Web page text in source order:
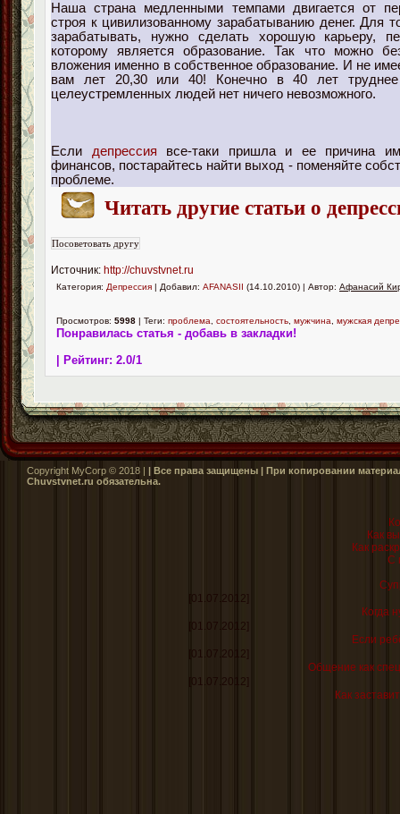
Наша страна медленными темпами двигается от
строя к цивилизованному зарабатыванию денег. Для
зарабатывать, нужно сделать хорошую карьеру,
которому является образование. Так что можно
вложения именно в собственное образование. И не
вам лет 20,30 или 40! Конечно в 40 лет
целеустремленных людей нет ничего невозможного.
Если депрессия все-таки пришла и ее причина
финансов, постарайтесь найти выход - поменяйте
проблеме.
Читать другие статьи о
Источник: http://chuvstvnet.ru
Категория: Депрессия | Добавил: AFANASII (14.10.2010) | Автор: Афанасий
Просмотров: 5998 | Теги: проблема состоятельность мужчина мужская
Понравилась статья - добавь в закладки!
| Рейтинг: 2.0/1
Copyright MyCorp © 2018 | | Все права защищены | При копировании
Сhuvstvnet.ru обязательна.
Как
Как
С
[01.07.2012]
Когда
[01.07.2012]
Если
[01.07.2012]
Общение как
[01.07.2012]
Как